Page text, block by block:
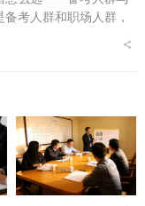
考人群和职场人群，
标准楷书，还是练楷